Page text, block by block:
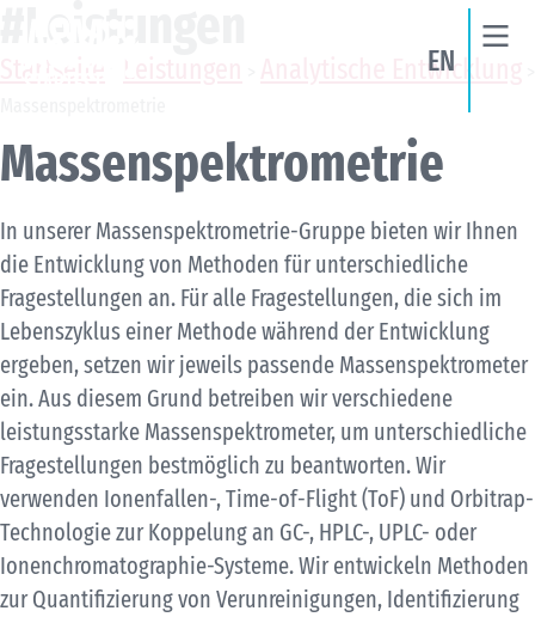
EN
Analytische Entwicklung
Massenspektrometrie
In unserer Massenspektrometrie-Gruppe bieten wir Ihnen
die Entwicklung von Methoden für unterschiedliche
Fragestellungen an. Für alle Fragestellungen, die sich im
Lebenszyklus einer Methode während der Entwicklung
ergeben, setzen wir jeweils passende Massenspektrometer
ein. Aus diesem Grund betreiben wir verschiedene
leistungsstarke Massenspektrometer, um unterschiedliche
Fragestellungen bestmöglich zu beantworten. Wir
verwenden Ionenfallen-, Time-of-Flight (ToF) und Orbitrap-
Technologie zur Koppelung an GC-, HPLC-, UPLC- oder
Ionenchromatographie-Systeme. Wir entwickeln Methoden
zur Quantifizierung von Verunreinigungen, Identifizierung